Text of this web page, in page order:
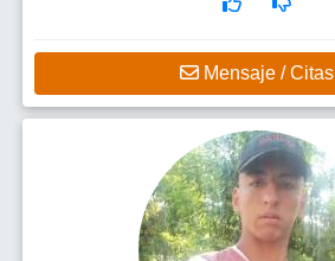
Mensaje / Citas